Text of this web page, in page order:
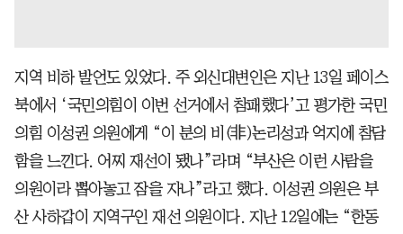
지역 비하 발언도 있었다. 주 외신대변인은 지난 13일 페이스
북에서 ‘국민의힘이 이번 선거에서 참패했다’고 평가한 국민
의힘 이성권 의원에게 “이 분의 비(非)논리성과 억지에 참담
함을 느낀다. 어찌 재선이 됐나”라며 “부산은 이런 사람을
의원이라 뽑아놓고 잠을 자나”라고 했다. 이성권 의원은 부
산 사하갑이 지역구인 재선 의원이다. 지난 12일에는 “한동